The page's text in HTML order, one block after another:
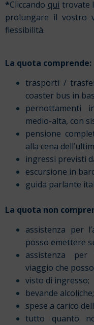
*Cliccando qui trovate
prolungare il vostro
flessibilità.
La quota comprende:
trasporti /
coaster bus in
pernottamenti
medio-alta, con
pensione
alla cena
ingressi previsti
escursione in
guida parlante
La quota non
assistenza per
posso emettere
assistenza per
viaggio che
visto di ingresso;
bevande alcoliche;
spese a carico
tutto quanto